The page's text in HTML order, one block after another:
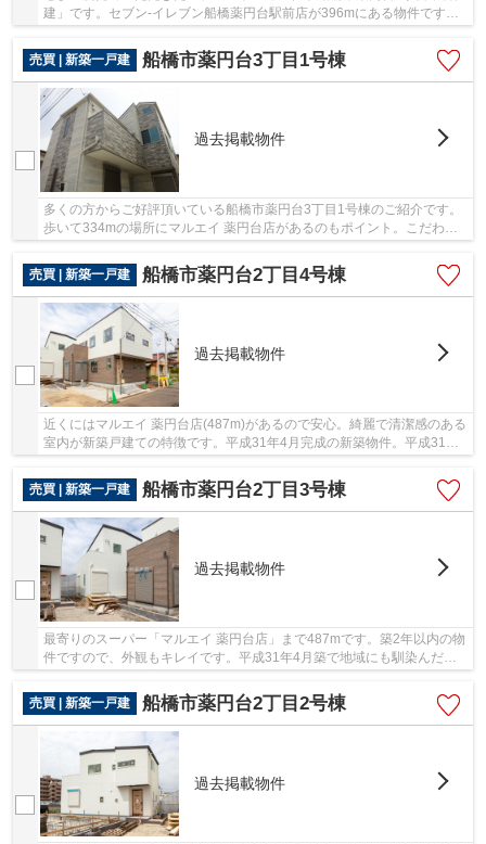
建」です。セブン-イレブン船橋薬円台駅前店が396mにある物件です。
売買 | 新築一戸建
船橋市薬円台3丁目1号棟
過去掲載物件
多くの方からご好評頂いている船橋市薬円台3丁目1号棟のご紹介です。
歩いて334mの場所にマルエイ 薬円台店があるのもポイント。こだわり
売買 | 新築一戸建
船橋市薬円台2丁目4号棟
過去掲載物件
近くにはマルエイ 薬円台店(487m)があるので安心。綺麗で清潔感のある
室内が新築戸建ての特徴です。平成31年4月完成の新築物件。平成31年4
月築の物件となり、室内も綺麗です。夢のマイ...
売買 | 新築一戸建
船橋市薬円台2丁目3号棟
過去掲載物件
最寄りのスーパー「マルエイ 薬円台店」まで487mです。築2年以内の物
件ですので、外観もキレイです。平成31年4月築で地域にも馴染んだ物
件でもあり、住環境も良好。新築の物件を検討中...
売買 | 新築一戸建
船橋市薬円台2丁目2号棟
過去掲載物件